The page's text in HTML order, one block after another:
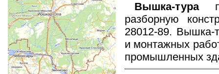
Вышка-тура
разборную
28012-89. Вышка-
и монтажных
промышленных